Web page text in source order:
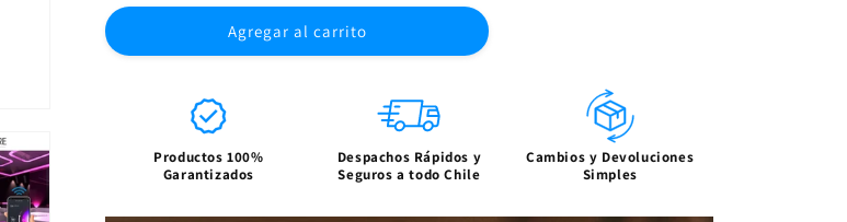
WIFI
de
luces
WIFI
IR
Agregar al carrito
Productos 100%
Garantizados
Despachos Rápidos y
Seguros a todo Chile
Cambios y Devoluciones
Simples